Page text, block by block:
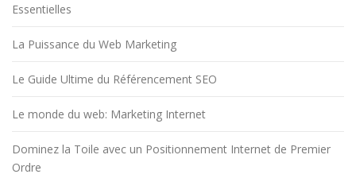
Essentielles
La Puissance du Web Marketing
Le Guide Ultime du Référencement SEO
Le monde du web: Marketing Internet
Dominez la Toile avec un Positionnement Internet de Premier
Ordre